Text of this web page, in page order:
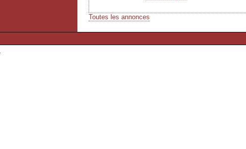
Toutes les annonces